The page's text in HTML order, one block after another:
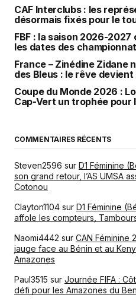
CAF Interclubs : les
désormais fixés pour le
FBF : la saison 2026-
les dates des
France – Zinédine Zidane
des Bleus : le rêve
Coupe du Monde 2026 :
Cap-Vert un trophée pour
COMMENTAIRES RÉCENTS
Steven2596 sur D1 Féminine
son grand retour, l’AS UMSA
Cotonou
Clayton1104 sur D1 Féminine
affole les compteurs,
Naomi4442 sur CAN Féminine
jauge face au Bénin et au
Amazones
Paul3515 sur Journée FIFA :
défi pour les Amazones du